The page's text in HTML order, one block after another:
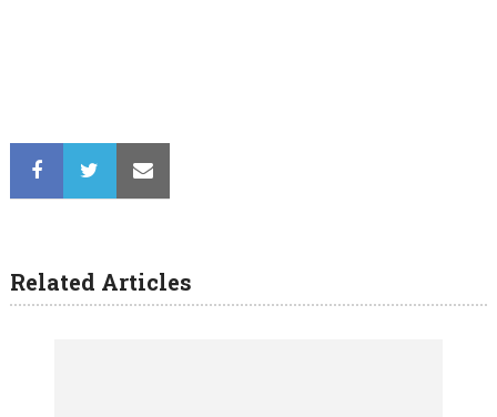
Related Articles